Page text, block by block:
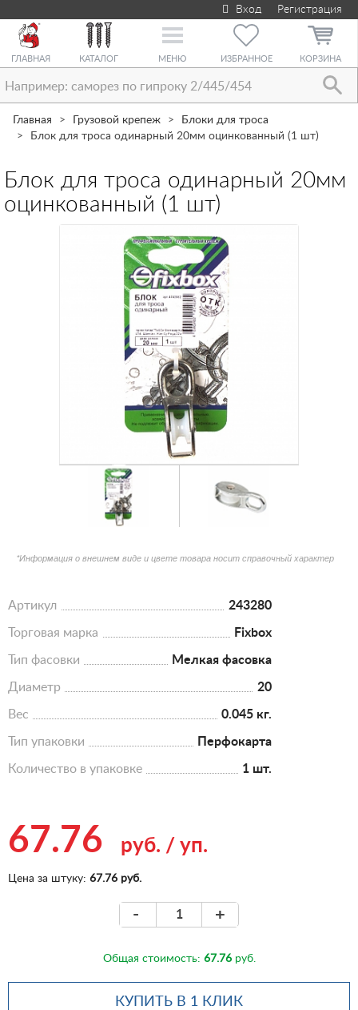
Вход Регистрация
ГЛАВНАЯ КАТАЛОГ
Toggle
МЕНЮ ИЗБРАННОЕ КОРЗИНА
Главная Грузовой крепеж
Блоки для троса
Блок для троса одинарный 20мм оцинкованный (1 шт)
Блок для троса одинарный 20мм
оцинкованный (1 шт)
*Информация о внешнем виде и цвете товара носит справочный характер
Артикул 243280
Торговая марка Fixbox
Тип фасовки Мелкая фасовка
Диаметр 20
Вес 0.045 кг.
Тип упаковки Перфокарта
Количество в упаковке 1 шт.
67.76 руб. / уп.
Цена за штуку: 67.76 руб.
- +
Общая стоимость: 67.76руб.
КУПИТЬ В 1 КЛИК